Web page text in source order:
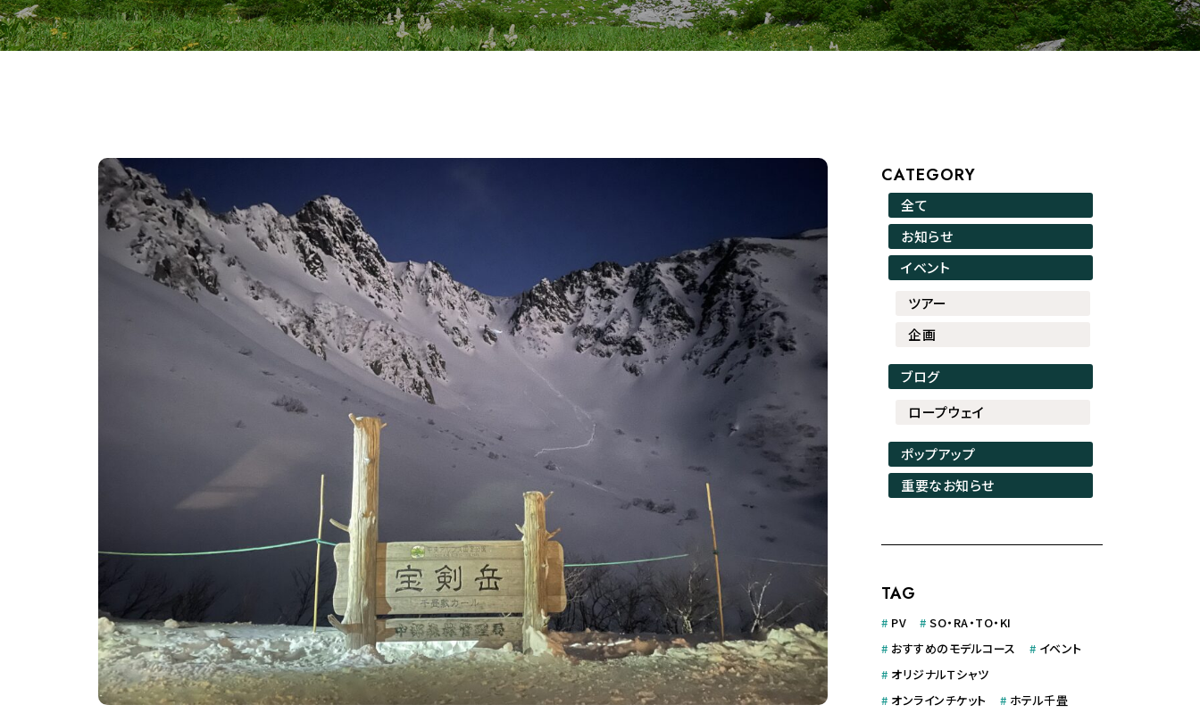
CATEGORY
全て
お知らせ
イベント
ツアー
企画
ブログ
ロープウェイ
ポップアップ
重要なお知らせ
TAG
# PV # SO・RA・TO・KI
# おすすめのモデルコース # イベント
# オリジナルＴシャツ
# オンラインチケット # ホテル千畳